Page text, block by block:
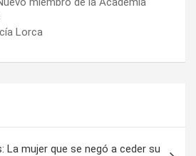
Lorca
La mujer que se negó a ceder su